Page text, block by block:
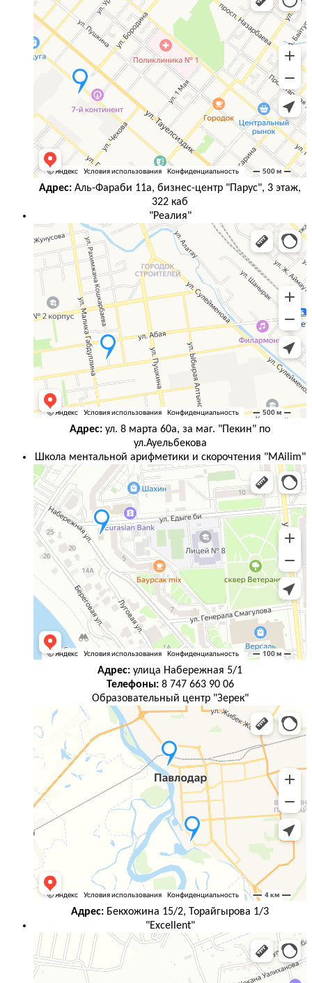
Адрес: Аль-Фараби 11а, бизнес-центр "Парус", 3 этаж,
322 каб
"Реалия"
Адрес: ул. 8 марта 60а, за маг. "Пекин" по
ул.Ауельбекова
Школа ментальной арифметики и скорочтения "MAilim"
Адрес: улица Набережная 5/1
Телефоны: 8 747 663 90 06
Образовательный центр "Зерек"
Адрес: Бекхожина 15/2, Торайгырова 1/3
"Excellent"